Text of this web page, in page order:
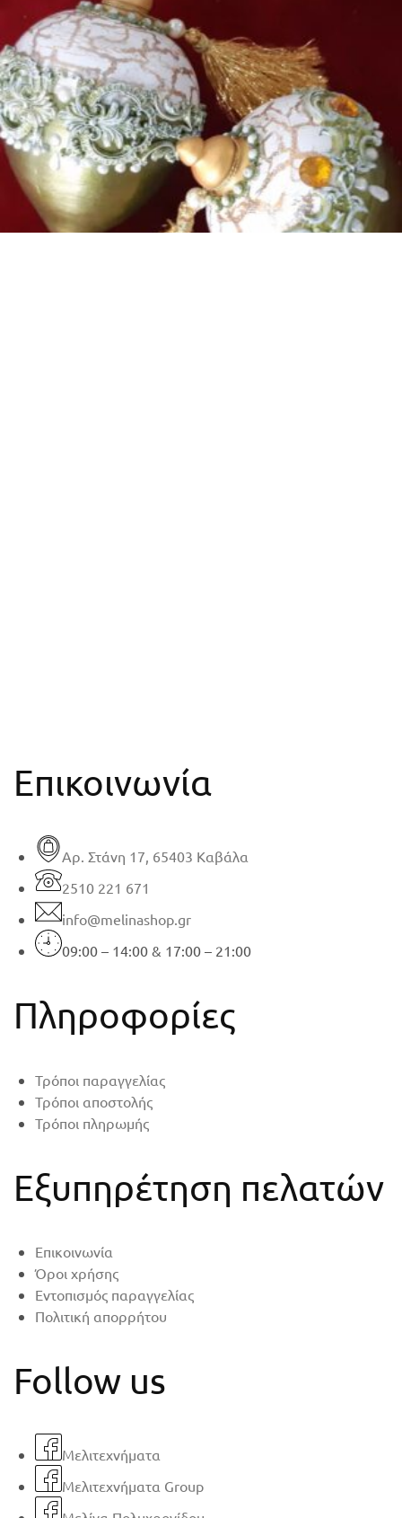
Επικοινωνία
Αρ. Στάνη 17, 65403 Καβάλα
2510 221 671
info@melinashop.gr
09:00 – 14:00 & 17:00 – 21:00
Πληροφορίες
Τρόποι παραγγελίας
Τρόποι αποστολής
Τρόποι πληρωμής
Εξυπηρέτηση πελατών
Επικοινωνία
Όροι χρήσης
Εντοπισμός παραγγελίας
Πολιτική απορρήτου
Follow us
Μελιτεχνήματα
Μελιτεχνήματα Group